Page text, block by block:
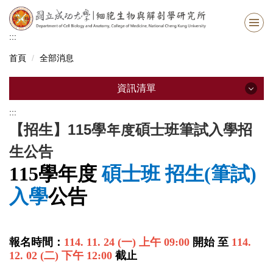
跳
到
主
內
:::
首頁 全部消息
資訊清單
最新消息
系所資訊
系所成員
修業資訊
:::
【招生】115學年度碩士班筆試入學招
生公告
115學年度碩士班 招生(筆試)
入學公告
報名時間： 114. 11. 24 (一) 上午 09:00 開始 至 114.
12. 02 (二) 下午 12:00 截止